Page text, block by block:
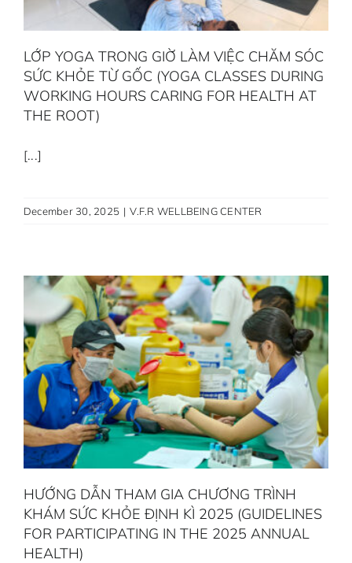
LỚP YOGA TRONG GIỜ LÀM VIỆC CHĂM SÓC
SỨC KHỎE TỪ GỐC (YOGA CLASSES DURING
WORKING HOURS CARING FOR HEALTH AT
THE ROOT)
[...]
December 30, 2025 | V.F.R WELLBEING CENTER
HƯỚNG DẪN THAM GIA CHƯƠNG TRÌNH
KHÁM SỨC KHỎE ĐỊNH KÌ 2025 (GUIDELINES
FOR PARTICIPATING IN THE 2025 ANNUAL
HEALTH)